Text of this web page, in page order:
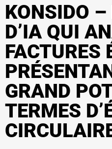
KONSIDO
D’IA QUI
FACTURES
GRAND
TERMES